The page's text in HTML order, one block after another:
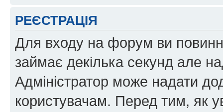
РЕЄСТРАЦІЯ
Для входу на форум ви
займає декілька секунд але
Адміністратор може надати
користувачам. Перед тим, як